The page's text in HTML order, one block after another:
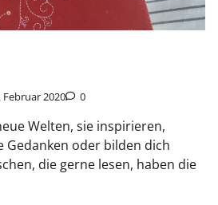
Februar 2020 0
Welten, sie inspirieren,
Gedanken oder bilden dich
die gerne lesen, haben die